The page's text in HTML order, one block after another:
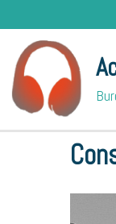
Accueil